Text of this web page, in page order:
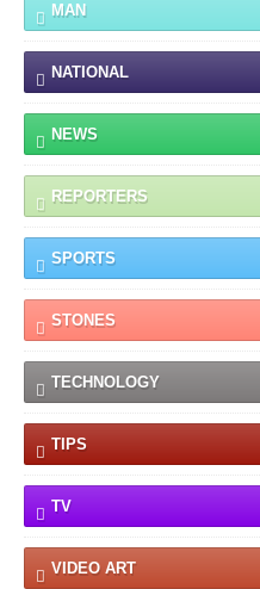
MAN
NATIONAL
NEWS
REPORTERS
SPORTS
STONES
TECHNOLOGY
TIPS
TV
VIDEO ART